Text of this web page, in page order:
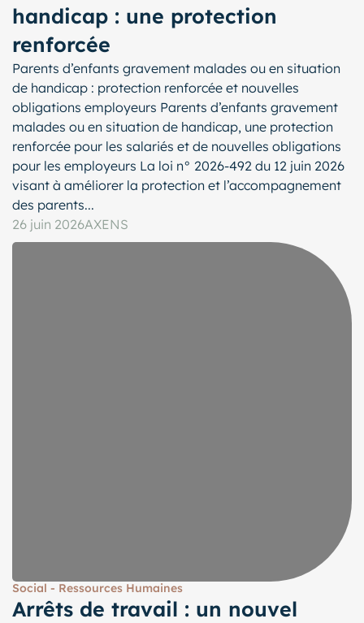
handicap : une protection
renforcée
Parents d’enfants gravement malades ou en situation
de handicap : protection renforcée et nouvelles
obligations employeurs Parents d’enfants gravement
malades ou en situation de handicap, une protection
renforcée pour les salariés et de nouvelles obligations
pour les employeurs La loi n° 2026-492 du 12 juin 2026
visant à améliorer la protection et l’accompagnement
des parents...
26 juin 2026AXENS
Social - Ressources Humaines
Arrêts de travail : un nouvel